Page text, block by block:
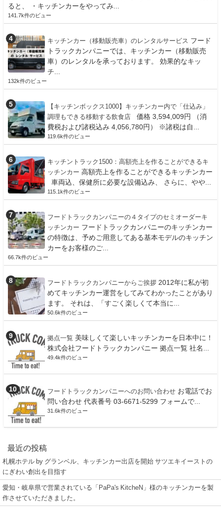
ると、 ・キッチンカーをやってみ...
141.7k件のビュー
キッチンカー（移動販売車）のレンタルサービス フード
トラックカンパニーでは、キッチンカー（移動販売
車）のレンタルを承っております。 効果的なキッ
チ...
132k件のビュー
【キッチンボックス1000】キッチンカー内で「仕込み」
調理もできる移動する飲食店
価格 3,594,009円 （消
費税および諸税込み 4,056,780円） ※諸税は自...
119.6k件のビュー
キッチントラック1500：高額売上を作ることができるキ
ッチンカー 高額売上を作ることができるキッチンカー
車両込、保健所に必要な設備込み、 さらに、やや...
115.1k件のビュー
フードトラックカンパニーの４タイプのセミオーダーキ
ッチンカー フードトラックカンパニーのキッチンカー
の特徴は、予めご用意してある基本モデルのキッチン
カーをお客様のご...
66.7k件のビュー
フードトラックカンパニーからご挨拶 2012年に私が初
めてキッチンカー運営をしてみてわかったことがあり
ます。 それは、「すごく楽しくて本当に...
50.6k件のビュー
拠点一覧 美味しくて楽しいキッチンカーを日本中に！
株式会社フードトラックカンパニー 拠点一覧 社名...
49.4k件のビュー
フードトラックカンパニーへのお問い合わせ お電話でお
問い合わせ 代表番号 03-6671-5299 フォームで...
31.6k件のビュー
最近の投稿
札幌ホテル by グランベル、キッチンカー出店を開始 サツエキイーストの
にぎわい創出を目指す
愛知・岐阜県で営業されている「PaPa's KitcheN」様のキッチンカーを製
作させていただきました。